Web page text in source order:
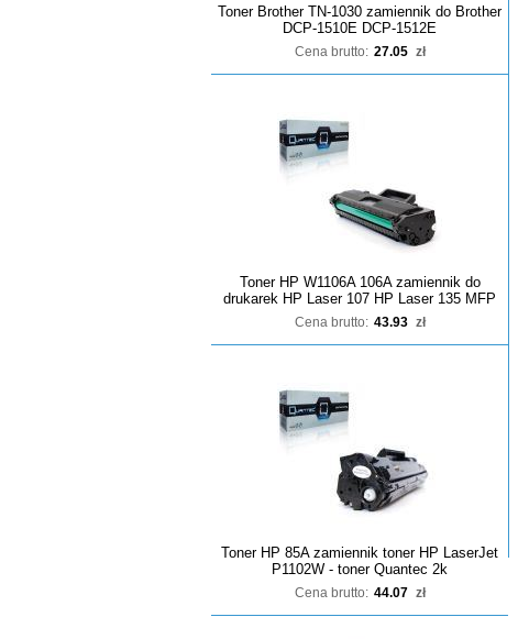
Toner Brother TN-1030 zamiennik do Brother
DCP-1510E DCP-1512E
Cena brutto: 27.05 zł
Toner HP W1106A 106A zamiennik do
drukarek HP Laser 107 HP Laser 135 MFP
Cena brutto: 43.93 zł
Toner HP 85A zamiennik toner HP LaserJet
P1102W - toner Quantec 2k
Cena brutto: 44.07 zł